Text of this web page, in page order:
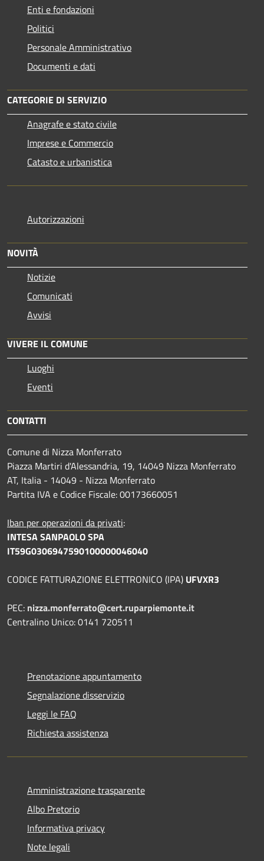
Enti e fondazioni
Politici
Personale Amministrativo
Documenti e dati
CATEGORIE DI SERVIZIO
Anagrafe e stato civile
Imprese e Commercio
Catasto e urbanistica
Autorizzazioni
NOVITÀ
Notizie
Comunicati
Avvisi
VIVERE IL COMUNE
Luoghi
Eventi
CONTATTI
Comune di Nizza Monferrato
Piazza Martiri d'Alessandria, 19, 14049 Nizza Monferrato
AT, Italia - 14049 - Nizza Monferrato
Partita IVA e Codice Fiscale: 00173660051
Iban per operazioni da privati:
INTESA SANPAOLO SPA
IT59G0306947590100000046040
CODICE FATTURAZIONE ELETTRONICO (IPA) UFVXR3
PEC: nizza.monferrato@cert.ruparpiemonte.it
Centralino Unico: 0141 720511
Prenotazione appuntamento
Segnalazione disservizio
Leggi le FAQ
Richiesta assistenza
Amministrazione trasparente
Albo Pretorio
Informativa privacy
Note legali